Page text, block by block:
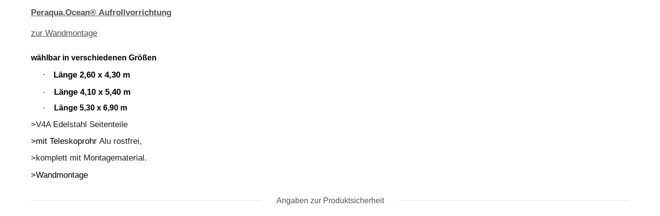
Peraqua,Ocean® Aufrollvorrichtung
zur Wandmontage
wählbar in verschiedenen Größen
· Länge 2,60 x 4,30 m
· Länge 4,10 x 5,40 m
· Länge 5,30 x 6,90 m
>V4A Edelstahl Seitenteile
>mit Teleskoprohr Alu rostfrei,
>komplett mit Montagematerial.
>Wandmontage
Angaben zur Produktsicherheit